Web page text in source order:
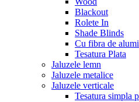
Blackout
Rolete In
Shade Blinds
Cu fibra de
Tesatura Plata
Jaluzele lemn
Jaluzele metalice
Jaluzele verticale
Tesatura simpla